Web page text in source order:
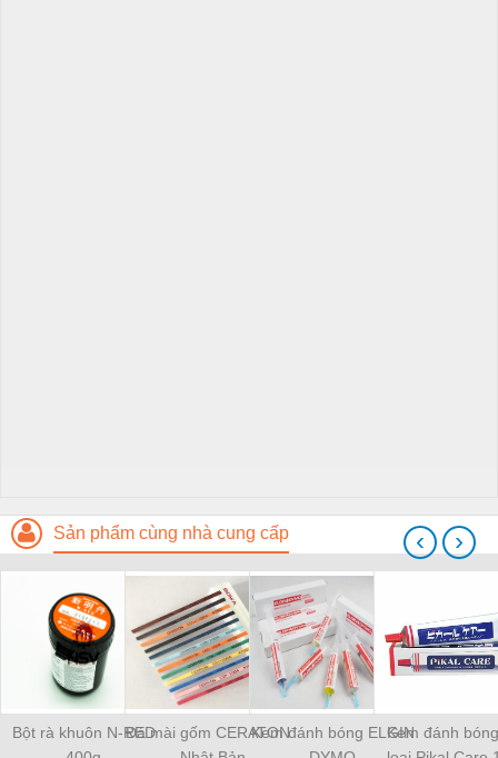
Sản phẩm cùng nhà cung cấp
Bột rà khuôn N-REDĐá mài gốm CERATONKem đánh bóng ELGINKem đánh
‹ ›